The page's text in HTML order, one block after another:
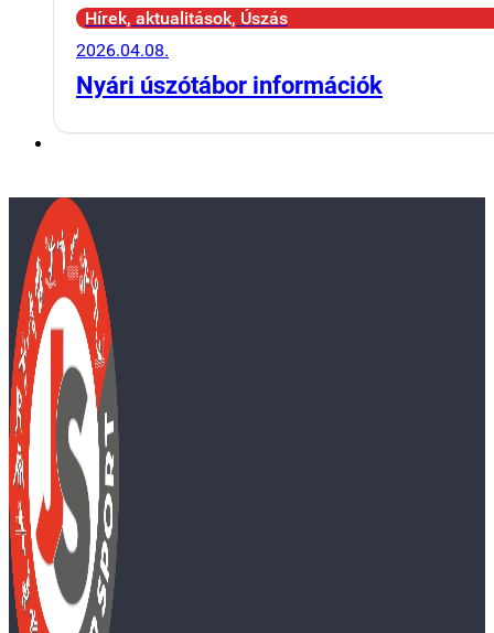
Hírek, aktualitások, Úszás
2026.04.08.
Nyári úszótábor információk